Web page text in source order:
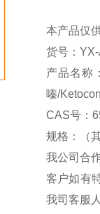
本产品仅
货号：
产品名称
嗪/
CAS号：
规格：（
我公司合
客户如有
我司客服